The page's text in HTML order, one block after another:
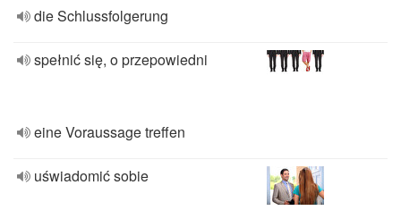
die Schlussfolgerung
spełnić się, o przepowiedni
eine Voraussage treffen
uświadomić sobie